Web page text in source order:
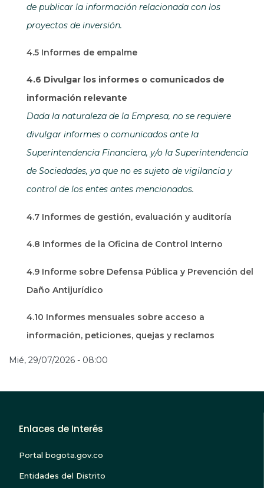
de publicar la información relacionada con los
proyectos de inversión.
4.5 Informes de empalme
4.6 Divulgar los informes o comunicados de
información relevante
Dada la naturaleza de la Empresa, no se requiere
divulgar informes o comunicados ante la
Superintendencia Financiera, y/o la Superintendencia
de Sociedades, ya que no es sujeto de vigilancia y
control de los entes antes mencionados.
4.7 Informes de gestión, evaluación y auditoría
4.8 Informes de la Oficina de Control Interno
4.9 Informe sobre Defensa Pública y Prevención del
Daño Antijurídico
4.10 Informes mensuales sobre acceso a
información, peticiones, quejas y reclamos
Mié, 29/07/2026 - 08:00
Enlaces de Interés
Portal bogota.gov.co
Entidades del Distrito